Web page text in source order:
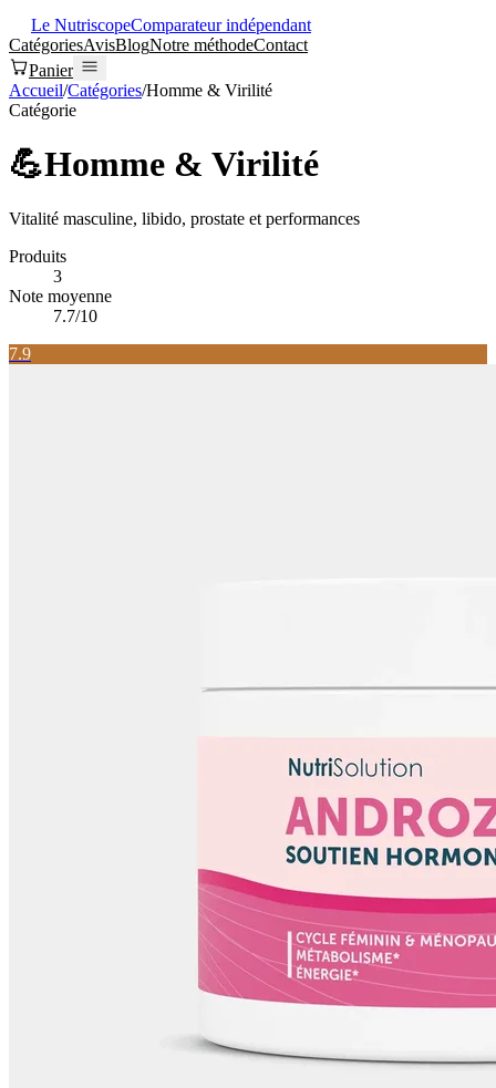
Le NutriscopeComparateur indépendant
CatégoriesAvisBlogNotre méthodeContact
Panier
Accueil/Catégories/Homme & Virilité
Catégorie
💪Homme & Virilité
Vitalité masculine, libido, prostate et performances
Produits
3
Note moyenne
7.7/10
7.9